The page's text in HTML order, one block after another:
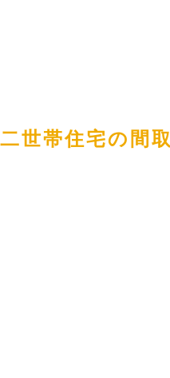
世帯住宅の間取